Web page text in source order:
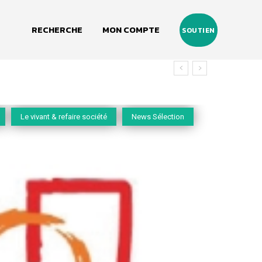
RECHERCHE MON COMPTE SOUTIEN
Le vivant & refaire société News Sélection